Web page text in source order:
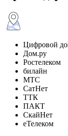
Цифровой
Дом.ру
Ростелеком
билайн
МТС
СатНет
ТТК
ПАКТ
СкайНет
еТелеком